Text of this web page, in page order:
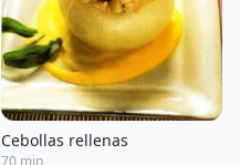
Cebollas rellenas
70 min